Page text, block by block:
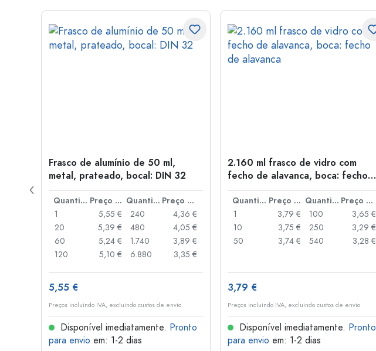
Frasco de alumínio de 50 ml,
metal, prateado, bocal: DIN 32
Quantidade Preço por peça Quantidade
Preço por peça
1
5,55 €
20
5,39 €
60
5,24 €
120
5,10 €
240
4,36 €
480
4,05 €
1.740
3,89 €
6.880
3,35 €
5,55 €
Preços incluindo IVA, excluindo custos de envio
Disponível imediatamente. Pronto
para envio em: 1-2 dias
2.160 ml frasco de vidro com
fecho de alavanca, boca: fecho
de alavanca
Quantidade Preço por peça Quantidade
Preço por peça
1
3,79 €
10
3,75 €
50
3,74 €
100
3,65 €
250
3,29 €
540
3,28 €
3,79 €
Preços incluindo IVA, excluindo custos de envio
Disponível imediatamente. Pronto
para envio em: 1-2 dias